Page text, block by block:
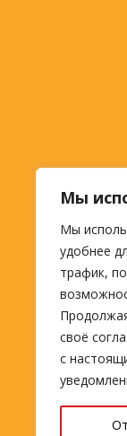
Мы
Мы
удобнее
трафик,
своё
с